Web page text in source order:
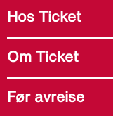
Hos Ticket
Om Ticket
Før avreise